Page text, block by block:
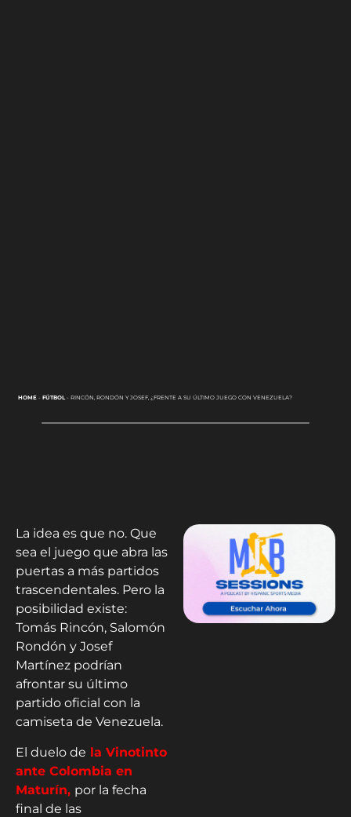
HOME- FÚTBOL- RINCÓN, RONDÓN Y JOSEF, ¿FRENTE A SU ÚLTIMO JUEGO CON VENEZUELA?
La idea es que no. Que
sea el juego que abra las
puertas a más partidos
trascendentales. Pero la
posibilidad existe:
Tomás Rincón, Salomón
Rondón y Josef
Martínez podrían
afrontar su último
partido oficial con la
camiseta de Venezuela.
El duelo de la Vinotinto
ante Colombia en
Maturín, por la fecha
final de las